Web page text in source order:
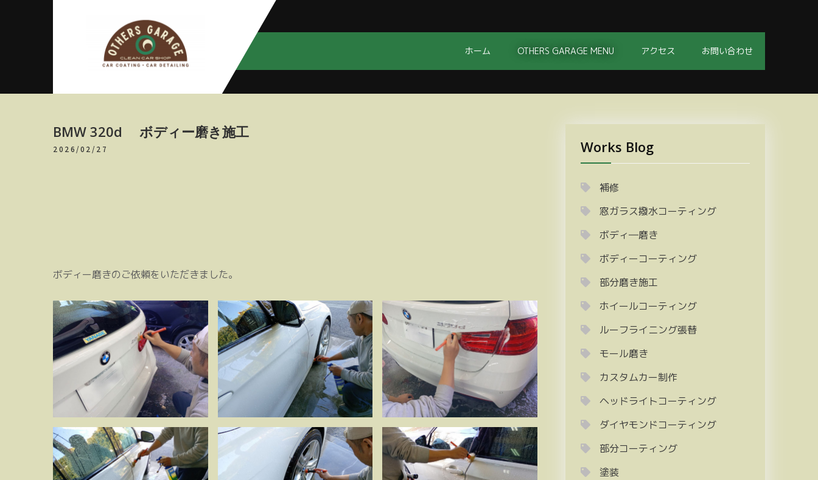
アザースガ
テナンス
ホーム OTHERS GARAGE MENU アクセス お問い合わせ
BMW 320d ボディー磨き施工
2026/02/27
ボディー磨きのご依頼をいただきました。
Works Blog
補修
窓ガラス撥水コーティング
ボディ―磨き
ボディーコーティング
部分磨き施工
ホイールコーティング
ルーフライニング張替
モール磨き
カスタムカー制作
ヘッドライトコーティング
ダイヤモンドコーティング
部分コーティング
塗装